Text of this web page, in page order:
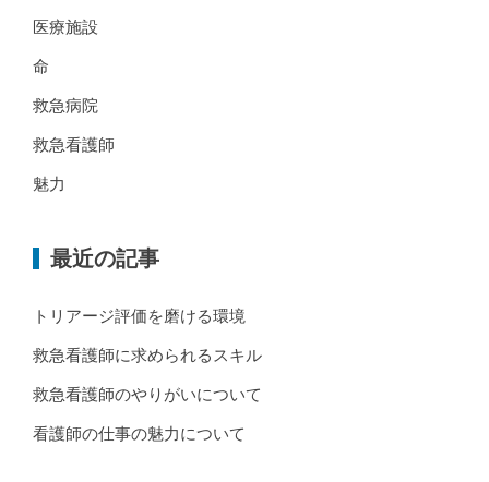
医療施設
命
救急病院
救急看護師
魅力
最近の記事
トリアージ評価を磨ける環境
救急看護師に求められるスキル
救急看護師のやりがいについて
看護師の仕事の魅力について